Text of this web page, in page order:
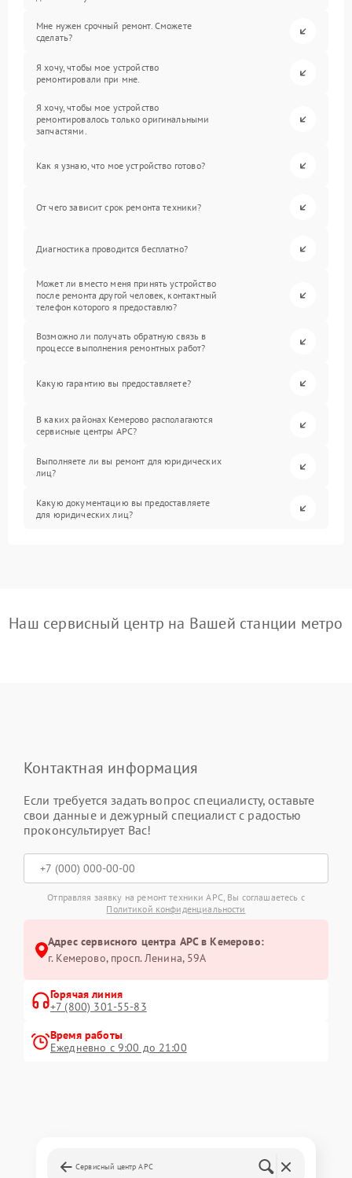
Мне нужен срочный ремонт. Сможете
сделать?
Я хочу, чтобы мое устройство
ремонтировали при мне.
Я хочу, чтобы мое устройство
ремонтировалось только оригинальными
запчастями.
Как я узнаю, что мое устройство готово?
От чего зависит срок ремонта техники?
Диагностика проводится бесплатно?
Может ли вместо меня принять устройство
после ремонта другой человек, контактный
телефон которого я предоставлю?
Возможно ли получать обратную связь в
процессе выполнения ремонтных работ?
Какую гарантию вы предоставляете?
В каких районах Кемерово располагаются
сервисные центры APC?
Выполняете ли вы ремонт для юридических
лиц?
Какую документацию вы предоставляете
для юридических лиц?
Наш сервисный центр на Вашей станции метро
Контактная информация
Если требуется задать вопрос специалисту, оставьте
свои данные и дежурный специалист с радостью
проконсультирует Вас!
Отправляя заявку на ремонт техники APC, Вы соглашаетесь с
Политикой конфиденциальности
Адрес сервисного центра APC в Кемерово:
г. Кемерово, просп. Ленина, 59А
Горячая линия
+7 (800) 301-55-83
Время работы
Ежедневно с 9:00 до 21:00
Сервисный центр APC